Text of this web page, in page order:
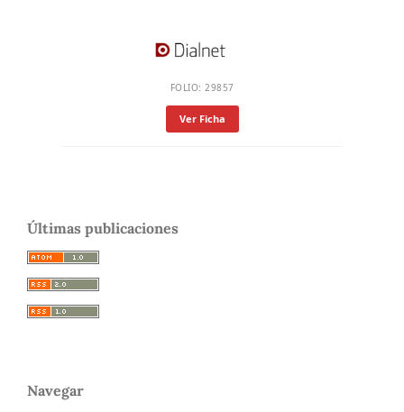
FOLIO: 29857
Ver Ficha
Últimas publicaciones
Navegar